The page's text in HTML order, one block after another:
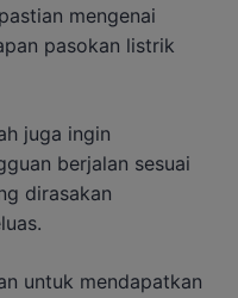
mengenai
pasokan listrik
juga ingin
berjalan sesuai
dirasakan
untuk mendapatkan